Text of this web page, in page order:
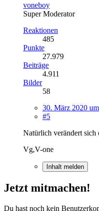
voneboy
Super Moderator
Reaktionen
485
Punkte
27.979
Beiträge
4.911
Bilder
58
30. März 2020
#5
Natürlich verändert sich
Vg,V-one
Inhalt melden
Jetzt mitmachen!
Du hast noch kein